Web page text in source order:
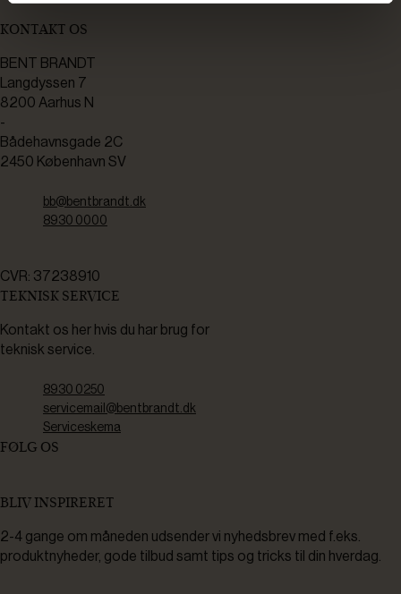
KONTAKT OS
BENT BRANDT
Langdyssen 7
8200 Aarhus N
-
Bådehavnsgade 2C
2450 København SV
bb@bentbrandt.dk
8930 0000
CVR: 37238910
TEKNISK SERVICE
Kontakt os her hvis du har brug for
teknisk service.
8930 0250
servicemail@bentbrandt.dk
Serviceskema
FØLG OS
BLIV INSPIRERET
2-4 gange om måneden udsender vi nyhedsbrev med f.eks.
produktnyheder, gode tilbud samt tips og tricks til din hverdag.